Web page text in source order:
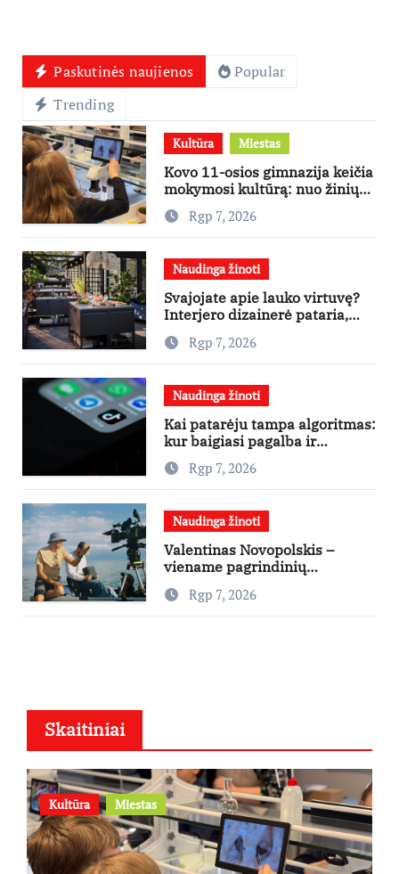
Paskutinės naujienos
Popular
Trending
Kultūra Miestas
Kovo 11-osios gimnazija keičia
mokymosi kultūrą: nuo žinių
kaupimo – prie jų supratimo ir
taikymo
Rgp 7, 2026
Naudinga žinoti
Svajojate apie lauko virtuvę?
Interjero dizainerė pataria,
nuo ko pradėti
Rgp 7, 2026
Naudinga žinoti
Kai patarėju tampa algoritmas:
kur baigiasi pagalba ir
prasideda reklama?
Rgp 7, 2026
Naudinga žinoti
Valentinas Novopolskis –
viename pagrindinių
vaidmenų penkių šalių filme
„Nugalėtoja“: Lietuvos kino
teatruose – nuo rugpjūčio 7-
Rgp 7, 2026
Skaitiniai
Kultūra Miestas